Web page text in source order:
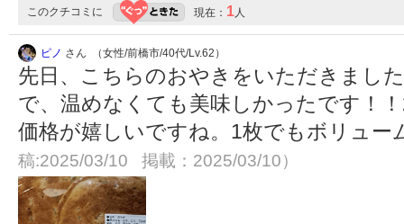
このクチコミに 現在： 1人
ピノ さん （女性/前橋市/40代/Lv.62）
先日、こちらのおやきをいただきまし
で、温めなくても美味しかったです！
価格が嬉しいですね。1枚でもボリュ
稿:2025/03/10 掲載：2025/03/10）